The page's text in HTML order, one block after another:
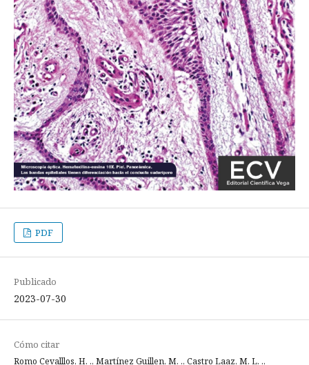
PDF
Publicado
2023-07-30
Cómo citar
Romo Cevalllos, H. ., Martínez Guillen, M. ., Castro Laaz, M. L. .,